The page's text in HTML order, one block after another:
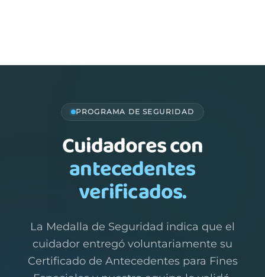
PROGRAMA DE SEGURIDAD
Cuidadores con
antecedentes
verificados.
La Medalla de Seguridad indica que el
cuidador entregó voluntariamente su
Certificado de Antecedentes para Fines